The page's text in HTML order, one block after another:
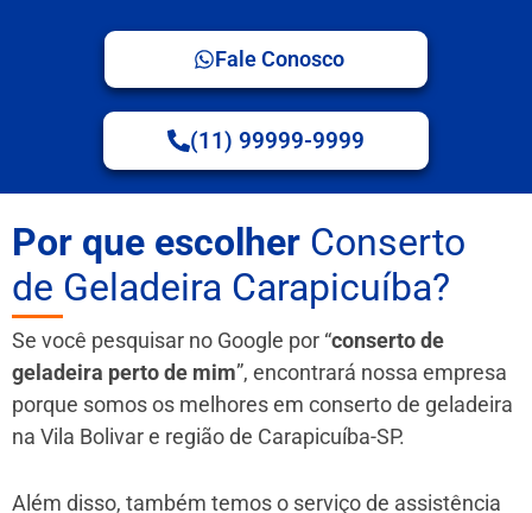
Fale Conosco
(11) 99999-9999
Por que escolher Conserto
de Geladeira Carapicuíba?
Se você pesquisar no Google por “conserto de
geladeira perto de mim”, encontrará nossa empresa
porque somos os melhores em conserto de geladeira
na Vila Bolivar e região de Carapicuíba-SP.
Além disso, também temos o serviço de assistência